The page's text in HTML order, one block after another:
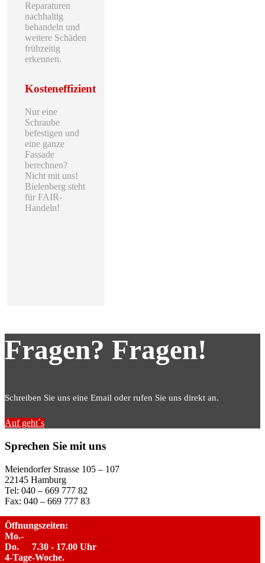
Reparaturen
nachhaltig
behandeln und
weitere Schäden
frühzeitig
erkennen.
Kosteneffizient
Nur eine
Schraube
befestigen und
eine ganze
Fassade
berechnen?
Nicht mit uns!
Bielenberg steht
für FAIR-
Handeln!
Fragen? Fragen!
Schreiben Sie uns eine Email oder rufen Sie uns direkt an.
Auf geht´s
Sprechen Sie mit uns
Meiendorfer Strasse 105 – 107
22145 Hamburg
Tel: 040 – 669 777 82
Fax: 040 – 669 777 83
Öffnungszeiten:
Mo.-
Do.
7.30 - 17.00 Uhr
4-Tage-Woche.